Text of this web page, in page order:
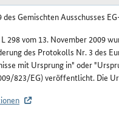
Gemischten Ausschusses
298 vom 13. November 2009
des Protokolls Nr. 3 des
mit Ursprung in" oder
823/EG) veröffentlicht. Die